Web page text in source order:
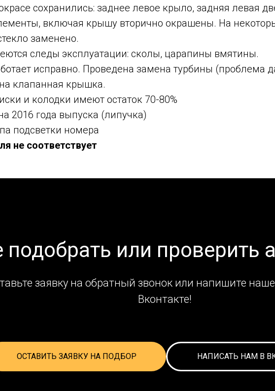
сохранились: заднее левое крыло, задняя левая
включая крышу вторично окрашены. На
заменено.
следы эксплуатации: сколы, царапины вмятины.
исправно. Проведена замена турбины (проблема
клапанная крышка.
и колодки имеют остаток 70-80%
2016 года выпуска (липучка)
подсветки номера
не соответствует
подобрать или проверить
заявку на обратный звонок или напишите
Вконтакте!
ОСТАВИТЬ ЗАЯВКУ НА ПОДБОР НАПИСАТЬ НАМ В